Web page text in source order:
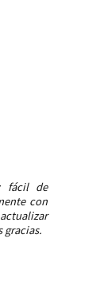
fácil de
con
gracias.